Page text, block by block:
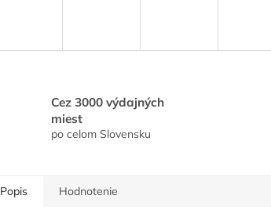
Cez 3000 výdajných
miest
po celom Slovensku
Popis Hodnotenie